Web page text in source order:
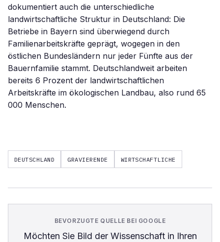
dokumentiert auch die unterschiedliche
landwirtschaftliche Struktur in Deutschland: Die
Betriebe in Bayern sind überwiegend durch
Familienarbeitskräfte geprägt, wogegen in den
östlichen Bundesländern nur jeder Fünfte aus der
Bauernfamilie stammt. Deutschlandweit arbeiten
bereits 6 Prozent der landwirtschaftlichen
Arbeitskräfte im ökologischen Landbau, also rund 65
000 Menschen.
DEUTSCHLAND GRAVIERENDE WIRTSCHAFTLICHE
BEVORZUGTE QUELLE BEI GOOGLE
Möchten Sie Bild der Wissenschaftin Ihren